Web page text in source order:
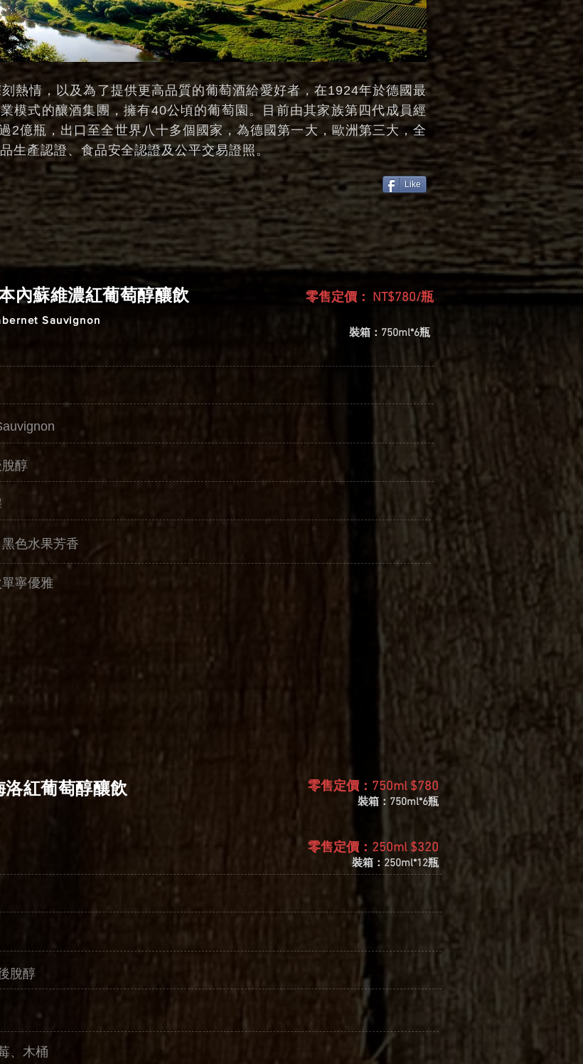
熱情，以及為了提供更高品質的葡萄酒給愛好者，在1924年於德國最
模式的釀酒集團，擁有40公頃的葡萄園。目前由其家族第四代成員經
2億瓶，出口至全世界八十多個國家，為德國第一大，歐洲第三大，全
生產認證、食品安全認證及公平交易證照。
Like
內蘇維濃紅葡萄醇釀飲
Sauvignon
零售定價： NT$780/瓶
醇
色水果芳香
寧優雅
裝箱：750ml*6瓶
紅葡萄醇釀飲 零售定價：750ml $780
裝箱：750ml*6瓶
零售定價：250ml $320
裝箱：250ml*12瓶
脫醇
、木桶